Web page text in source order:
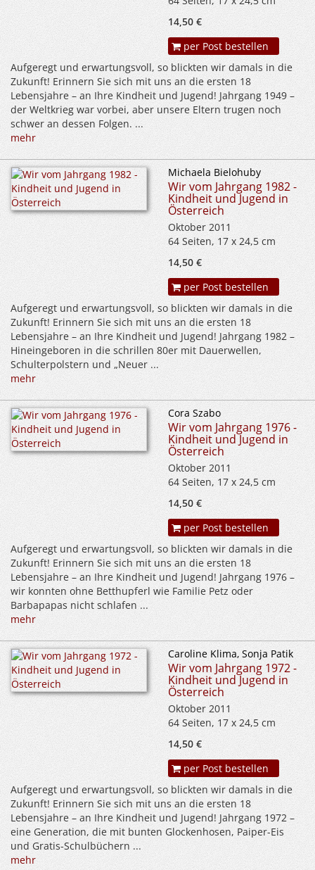
14,50 €
per Post bestellen
Aufgeregt und erwartungsvoll, so blickten wir damals in die
Zukunft! Erinnern Sie sich mit uns an die ersten 18
Lebensjahre – an Ihre Kindheit und Jugend! Jahrgang 1949 –
der Weltkrieg war vorbei, aber unsere Eltern trugen noch
schwer an dessen Folgen. ...
mehr
Michaela Bielohuby
Wir vom Jahrgang 1982 -
Kindheit und Jugend in
Österreich
Oktober 2011
64 Seiten, 17 x 24,5 cm
14,50 €
per Post bestellen
Aufgeregt und erwartungsvoll, so blickten wir damals in die
Zukunft! Erinnern Sie sich mit uns an die ersten 18
Lebensjahre – an Ihre Kindheit und Jugend! Jahrgang 1982 –
Hineingeboren in die schrillen 80er mit Dauerwellen,
Schulterpolstern und „Neuer ...
mehr
Cora Szabo
Wir vom Jahrgang 1976 -
Kindheit und Jugend in
Österreich
Oktober 2011
64 Seiten, 17 x 24,5 cm
14,50 €
per Post bestellen
Aufgeregt und erwartungsvoll, so blickten wir damals in die
Zukunft! Erinnern Sie sich mit uns an die ersten 18
Lebensjahre – an Ihre Kindheit und Jugend! Jahrgang 1976 –
wir konnten ohne Betthupferl wie Familie Petz oder
Barbapapas nicht schlafen ...
mehr
Caroline Klima, Sonja Patik
Wir vom Jahrgang 1972 -
Kindheit und Jugend in
Österreich
Oktober 2011
64 Seiten, 17 x 24,5 cm
14,50 €
per Post bestellen
Aufgeregt und erwartungsvoll, so blickten wir damals in die
Zukunft! Erinnern Sie sich mit uns an die ersten 18
Lebensjahre – an Ihre Kindheit und Jugend! Jahrgang 1972 –
eine Generation, die mit bunten Glockenhosen, Paiper-Eis
und Gratis-Schulbüchern ...
mehr